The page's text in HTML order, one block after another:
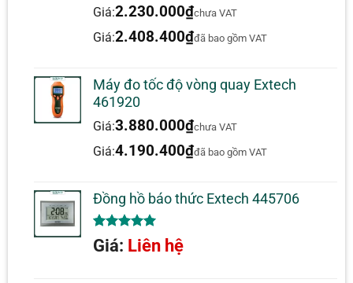
5.00trên 5
dựa trên
1
đánh giá
Giá:2.230.000₫chưa VAT
Giá:2.408.400₫đã bao gồm VAT
Máy đo tốc độ vòng quay Extech
461920
Giá:3.880.000₫chưa VAT
Giá:4.190.400₫đã bao gồm VAT
Đồng hồ báo thức Extech 445706
5.00trên 5
dựa trên
1
Giá: Liên hệ